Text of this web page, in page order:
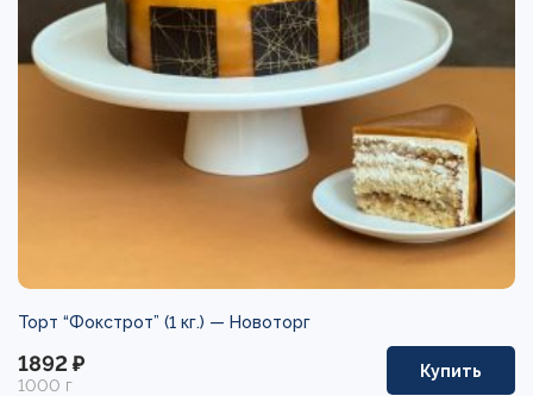
Торт “Фокстрот” (1 кг.) — Новоторг
1892 ₽
1000 г
Купить